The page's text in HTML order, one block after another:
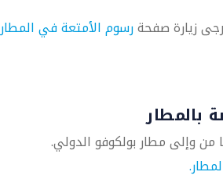
زيارة صفحةرسوم الأمتعة في المطار
بالمطار
من وإلى مطار بولكوفو الدولي.